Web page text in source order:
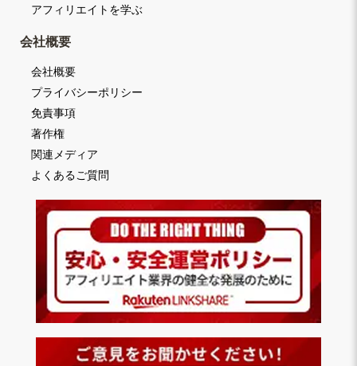
アフィリエイトを学ぶ
会社概要
会社概要
プライバシーポリシー
免責事項
著作権
関連メディア
よくあるご質問